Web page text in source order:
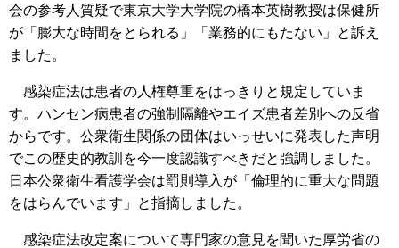
会の参考人質疑で東京大学大学院の橋本英樹教授は保健所
が「膨大な時間をとられる」「業務的にもたない」と訴え
ました。
感染症法は患者の人権尊重をはっきりと規定していま
す。ハンセン病患者の強制隔離やエイズ患者差別への反省
からです。公衆衛生関係の団体はいっせいに発表した声明
でこの歴史的教訓を今一度認識すべきだと強調しました。
日本公衆衛生看護学会は罰則導入が「倫理的に重大な問題
をはらんでいます」と指摘しました。
感染症法改定案について専門家の意見を聞いた厚労省の